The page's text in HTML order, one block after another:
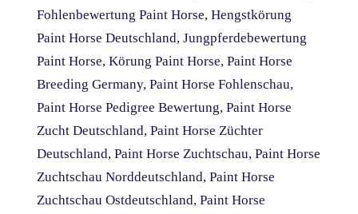
Fohlenbewertung Paint Horse, Hengstkörung
Paint Horse Deutschland, Jungpferdebewertung
Paint Horse, Körung Paint Horse, Paint Horse
Breeding Germany, Paint Horse Fohlenschau,
Paint Horse Pedigree Bewertung, Paint Horse
Zucht Deutschland, Paint Horse Züchter
Deutschland, Paint Horse Zuchtschau, Paint Horse
Zuchtschau Norddeutschland, Paint Horse
Zuchtschau Ostdeutschland, Paint Horse